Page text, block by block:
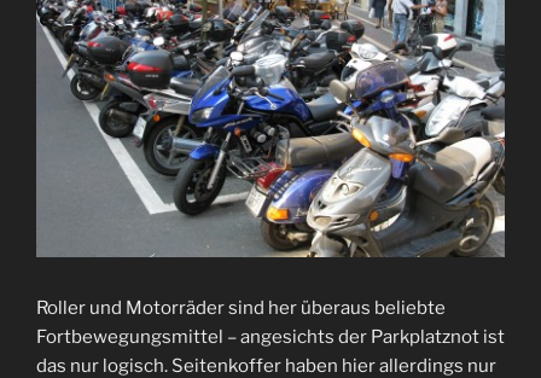
Roller und Motorräder sind her überaus beliebte
Fortbewegungsmittel – angesichts der Parkplatznot ist
das nur logisch. Seitenkoffer haben hier allerdings nur